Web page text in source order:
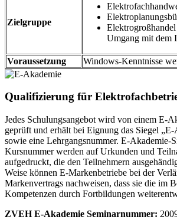
Zielgruppe
Umgang mit dem
Voraussetzung Windows-Kenntnisse
Qualifizierung für
Jedes Schulungsangebot wird von einem E-
geprüft und erhält bei Eignung das Siegel
sowie eine Lehrgangsnummer. E-Akademie-
Kursnummer werden auf Urkunden und
aufgedruckt, die den Teilnehmern
Weise können E-Markenbetriebe bei der
Markenvertrags nachweisen, dass sie die im
Kompetenzen durch Fortbildungen
ZVEH E-Akademie Seminarnummer: